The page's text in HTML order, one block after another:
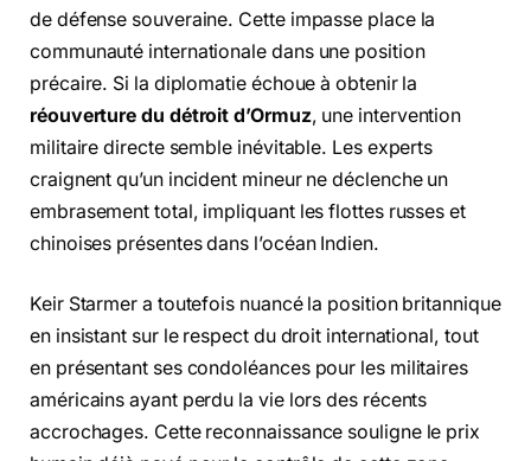
de défense souveraine. Cette impasse place la
communauté internationale dans une position
précaire. Si la diplomatie échoue à obtenir la
réouverture du détroit d’Ormuz, une intervention
militaire directe semble inévitable. Les experts
craignent qu’un incident mineur ne déclenche un
embrasement total, impliquant les flottes russes et
chinoises présentes dans l’océan Indien.
Keir Starmer a toutefois nuancé la position britannique
en insistant sur le respect du droit international, tout
en présentant ses condoléances pour les militaires
américains ayant perdu la vie lors des récents
accrochages. Cette reconnaissance souligne le prix